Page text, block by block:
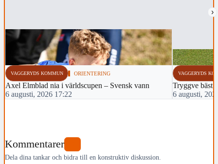
›
VAGGERYDS KOMMUN ORIENTERING
Axel Elmblad nia i världscupen – Svensk vann
6 augusti, 2026 17:22
VAGGERYDS
Tryggve bäst
6 augusti,
Kommentarer
Dela dina tankar och bidra till en konstruktiv diskussion.